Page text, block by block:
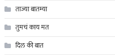
ताज्या बातम्या
तुमचं काय मत
दिल की बात